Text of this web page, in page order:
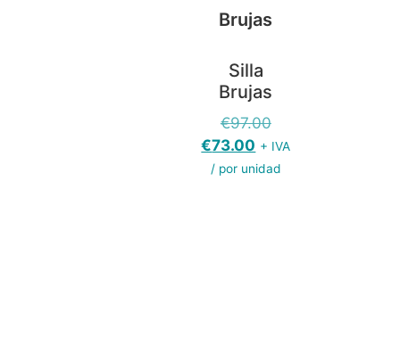
Silla
Brujas
€97.00
€73.00 + IVA
/ por unidad